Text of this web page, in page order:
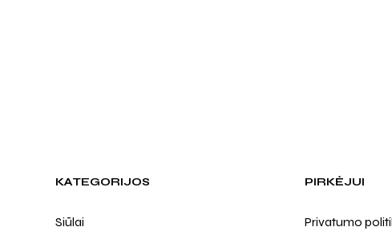
KATEGORIJOS
Siūlai
PIRKĖJUI
Privatumo